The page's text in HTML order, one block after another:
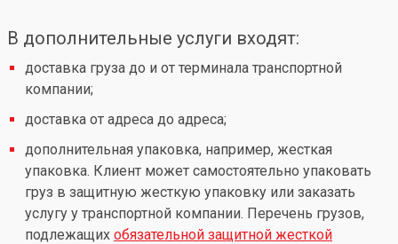
В дополнительные услуги входят:
доставка груза до и от терминала транспортной
компании;
доставка от адреса до адреса;
дополнительная упаковка, например, жесткая
упаковка. Клиент может самостоятельно упаковать
груз в защитную жесткую упаковку или заказать
услугу у транспортной компании. Перечень грузов,
подлежащих обязательной защитной жесткой